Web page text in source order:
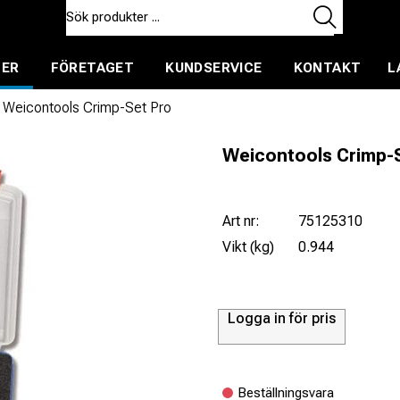
FÖRETAGET KUNDSERVICE KONTAKT
Weicontools Crimp-Set Pro
Weicontools Crimp-
Art nr:
75125310
Vikt (kg)
0.944
Logga in för pris
Beställningsvara